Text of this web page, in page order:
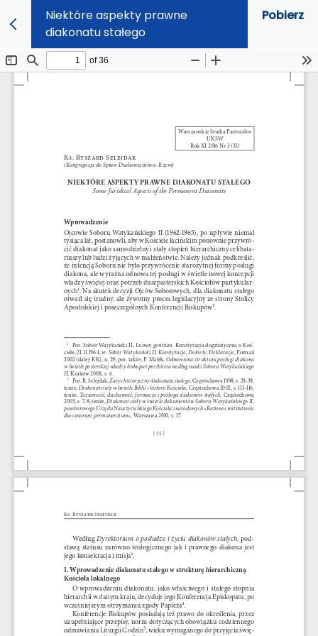
Niektóre aspekty prawne
diakonatu stałego
Pobierz